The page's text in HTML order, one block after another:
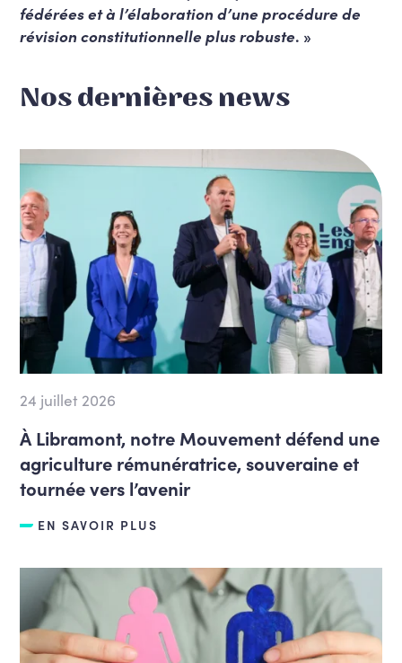
fédérées et à l’élaboration d’une procédure de
révision constitutionnelle plus robuste. »
Nos dernières news
24 juillet 2026
À Libramont, notre Mouvement défend une
agriculture rémunératrice, souveraine et
tournée vers l’avenir
EN SAVOIR PLUS